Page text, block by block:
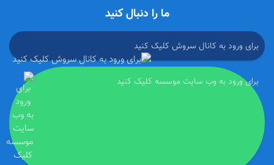
ما را دنبال کنید
برای ورود به کانال سروش کلیک کنید
برای ورود به وب سایت موسسه کلیک کنید